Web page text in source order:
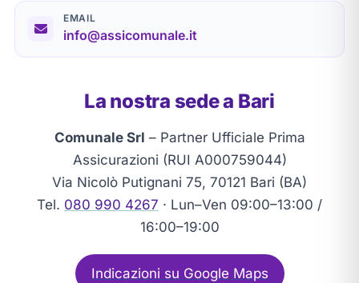
EMAIL
info@assicomunale.it
La nostra sede a Bari
Comunale Srl – Partner Ufficiale Prima
Assicurazioni (RUI A000759044)
Via Nicolò Putignani 75, 70121 Bari (BA)
Tel. 080 990 4267 · Lun–Ven 09:00–13:00 /
16:00–19:00
Indicazioni su Google Maps